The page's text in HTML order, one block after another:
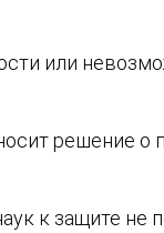
или
решение о
к защите не